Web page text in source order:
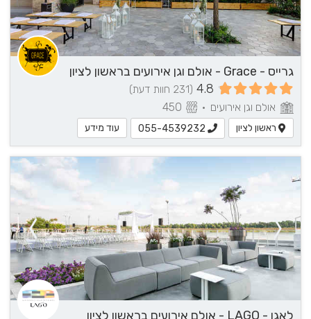
גרייס - Grace - אולם וגן אירועים בראשון לציון
4.8 (231 חוות דעת)
אולם וגן אירועים •
ראשון לציון 055-4539232 עוד מידע
לאגו - LAGO - אולם אירועים בראשון לציון